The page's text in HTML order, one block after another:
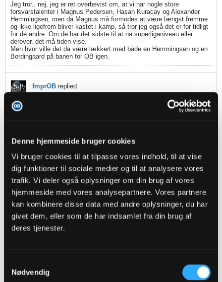
Denne hjemmeside bruger cookies
Vi bruger cookies til at tilpasse vores indhold, til at vise
dig funktioner til sociale medier og til at analysere vores
trafik. Vi deler også oplysninger om din brug af vores
hjemmeside med vores analysepartnere. Vores partnere
kan kombinere disse data med andre oplysninger, du har
givet dem, eller som de har indsamlet fra din brug af
deres tjenester.
Nødvendig
Jeg tror.. nej, jeg er ret overbevist om, at vi har nogle store
forsvarstalenter i Magnus Pedersen, Hasan Kuracay og Alexander
Hemmingsen, men da Magnus må formodes at være længst fremme
og ikke ligefrem bliver kastet i kamp, så tror jeg også det er for tidligt
for de andre. Om de har det sidste til at nå superliganiveau eller
derover, det må tiden vise.
Men hvor ville det da være lækkert med både en Hemmingsen og en
Bordingaard på banen for OB igen.
fmprOB replied
26-09-2015, 18:26
Kaspernonreplied
26-09-2015, 16:28
Kurucay har vel krydset klinge med flere af dem i
reserveholdskampe... Var det ikke noget med han var blandt de
bedste imod FcK "reserverne" for nylig..?
andloxreplied